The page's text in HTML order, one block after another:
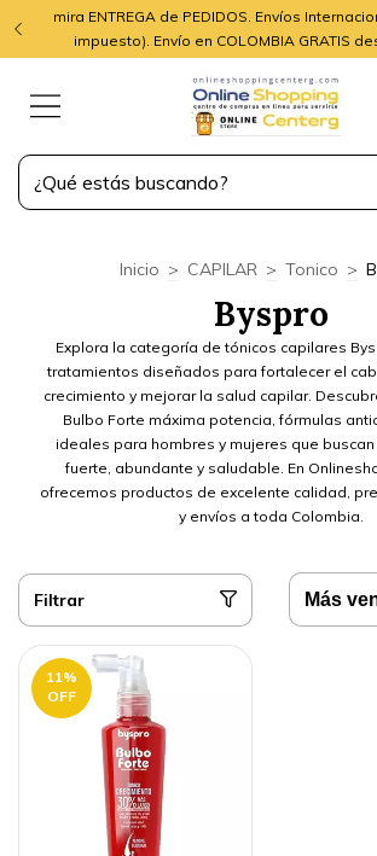
mira ENTREGA de PEDIDOS. Envíos
impuesto). Envío en COLOMBIA GRATIS
Inicio > CAPILAR > Tonico >
Byspro
Explora la categoría de tónicos capilares
tratamientos diseñados para fortalecer el
crecimiento y mejorar la salud capilar.
Bulbo Forte máxima potencia, fórmulas
ideales para hombres y mujeres que
fuerte, abundante y saludable. En
ofrecemos productos de excelente calidad,
y envíos a toda Colombia.
Filtrar
11%
OFF